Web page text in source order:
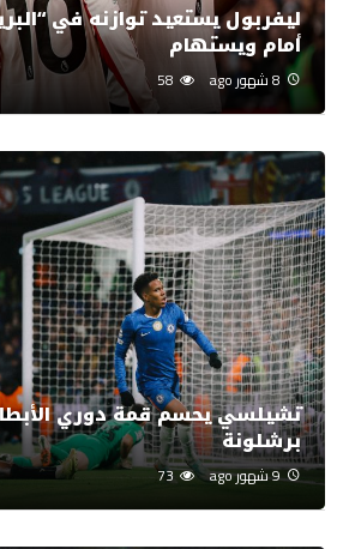
ليفربول يستعيد توازنه في
أمام ويستهام
8 شهور ago 58
تشيلسي يحسم قمة دوري الأبطال
برشلونة
9 شهور ago 73